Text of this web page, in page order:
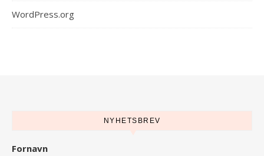
WordPress.org
NYHETSBREV
Fornavn